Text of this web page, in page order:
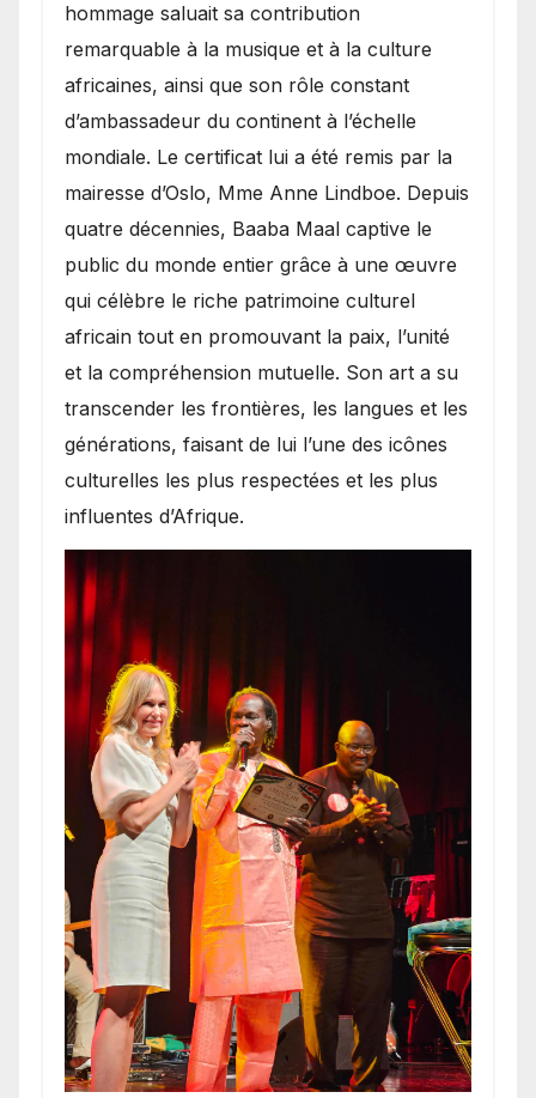
hommage saluait sa contribution
remarquable à la musique et à la culture
africaines, ainsi que son rôle constant
d’ambassadeur du continent à l’échelle
mondiale. Le certificat lui a été remis par la
mairesse d’Oslo, Mme Anne Lindboe. Depuis
quatre décennies, Baaba Maal captive le
public du monde entier grâce à une œuvre
qui célèbre le riche patrimoine culturel
africain tout en promouvant la paix, l’unité
et la compréhension mutuelle. Son art a su
transcender les frontières, les langues et les
générations, faisant de lui l’une des icônes
culturelles les plus respectées et les plus
influentes d’Afrique.